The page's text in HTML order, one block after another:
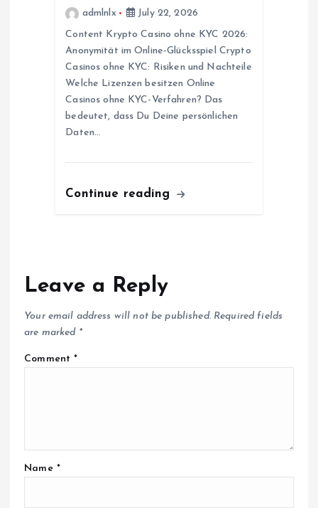
admlnlx
July 22, 2026
Content Krypto Casino ohne KYC 2026:
Anonymität im Online-Glücksspiel Crypto
Casinos ohne KYC: Risiken und Nachteile
Welche Lizenzen besitzen Online
Casinos ohne KYC-Verfahren? Das
bedeutet, dass Du Deine persönlichen
Daten…
Continue reading
Leave a Reply
Your email address will not be published. Required fields
are marked *
Comment*
Name *